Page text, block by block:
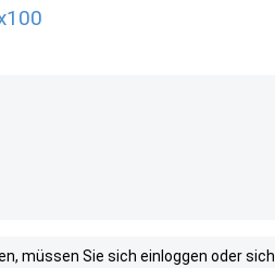
müssen Sie sich einloggen oder sich